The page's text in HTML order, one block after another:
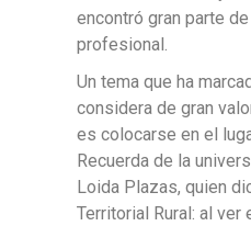
encontró gran parte
profesional.
Un tema que ha
considera de gran
es colocarse en el
Recuerda de la
Loida Plazas, quien
Territorial Rural: al ver